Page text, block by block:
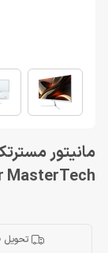
MasterTech
تحویل